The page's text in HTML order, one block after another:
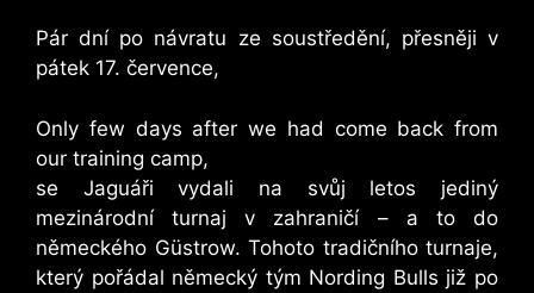
Pár dní po návratu ze soustředění, přesněji v
pátek 17. července,
Only few days after we had come back from
our training camp,
se Jaguáři vydali na svůj letos jediný
mezinárodní turnaj v zahraničí – a to do
německého Güstrow. Tohoto tradičního turnaje,
který pořádal německý tým Nording Bulls již po